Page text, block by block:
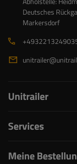
Deutsches
Markersdorf
Unitrailer
Services
Meine